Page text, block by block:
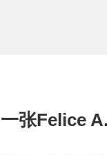
一张Felice